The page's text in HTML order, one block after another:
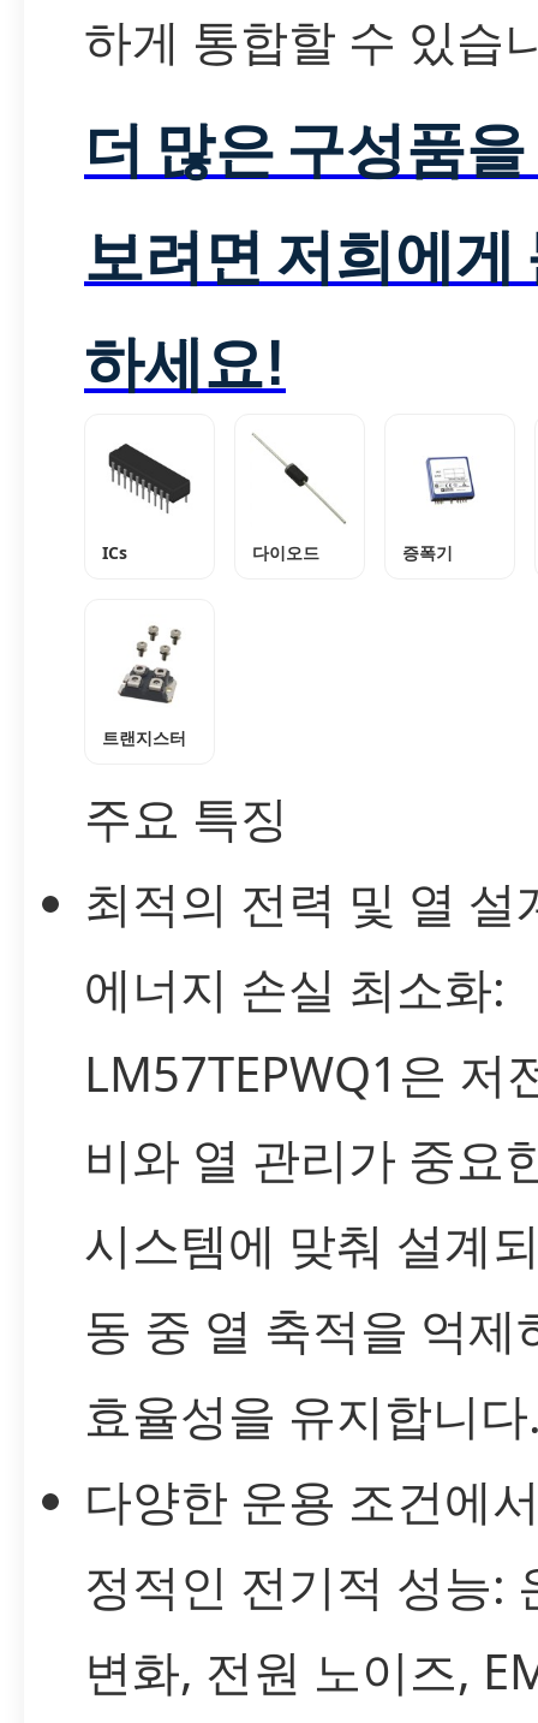
하게 통합할 수 있습
더 많은 구성품
보려면 저희에게
하세요!
ICs 다이오드 증폭기
트랜지스터
주요 특징
최적의 전력 및 열 설
에너지 손실 최소화:
LM57TEPWQ1은 저
비와 열 관리가 중요
시스템에 맞춰 설계
동 중 열 축적을 억제
효율성을 유지합니
다양한 운용 조건에
정적인 전기적 성능:
변화, 전원 노이즈,